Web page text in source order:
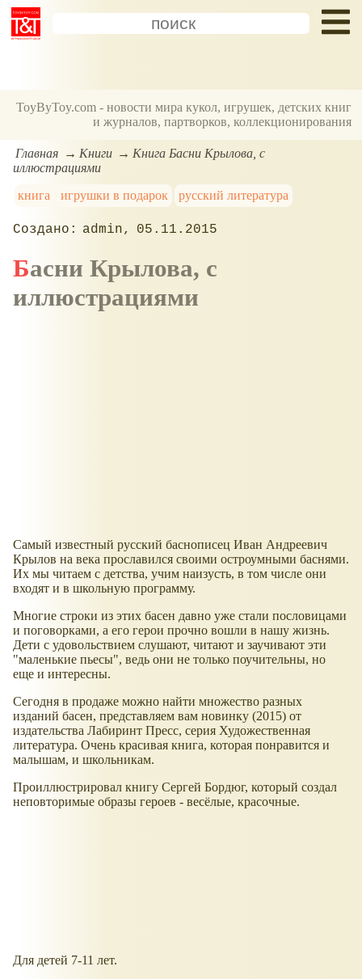
ToyByToy.com - новости мира кукол, игрушек, детских книг
и журналов, партворков, коллекционирования
Главная Книги
Книга Басни Крылова, с
иллюстрациями
книга
игрушки в подарок русский литература
admin 05.11.2015
Басни Крылова, с
иллюстрациями
Самый известный русский баснописец Иван Андреевич
Крылов на века прославился своими остроумными баснями.
Их мы читаем с детства, учим наизусть, в том числе они
входят и в школьную программу.
Многие строки из этих басен давно уже стали пословицами
и поговорками, а его герои прочно вошли в нашу жизнь.
Дети с удовольствием слушают, читают и заучивают эти
"маленькие пьесы", ведь они не только поучительны, но
еще и интересны.
Сегодня в продаже можно найти множество разных
изданий басен, представляем вам новинку (2015) от
издательства Лабиринт Пресс, серия Художественная
литература. Очень красивая книга, которая понравится и
малышам, и школьникам.
Проиллюстрировал книгу Сергей Бордюг, который создал
неповторимые образы героев - весёлые, красочные.
Для детей 7-11 лет.